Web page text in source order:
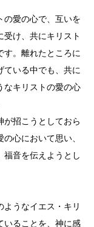
愛の心で、互いを
け、共にキリスト
す。離れたところに
ている中でも、共に
なキリストの愛の心
招こうとしておら
心において思い、
福音を伝えようとし
うなイエス・キリ
いることを、神に感